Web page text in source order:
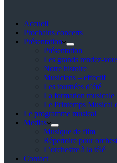
Accueil
Prochains concerts
Présentation
Présentation
Les grands rendez-
Notre histoire
Musiciens – effectif
Les tournées d’été
La formation musicale
Le Printemps Musical
Le programme musical
Medias
Musique de film
Répertoire pour
L’orchestre à la télé
Contact